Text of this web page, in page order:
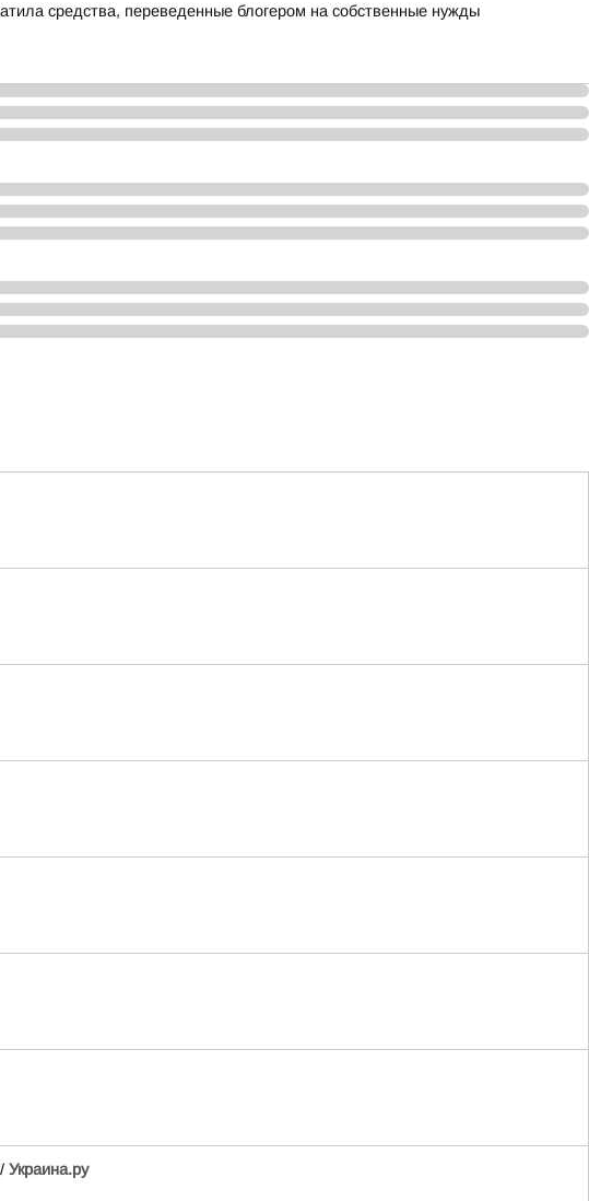
средства, переведенные блогером на собственные нужды
Украина.ру